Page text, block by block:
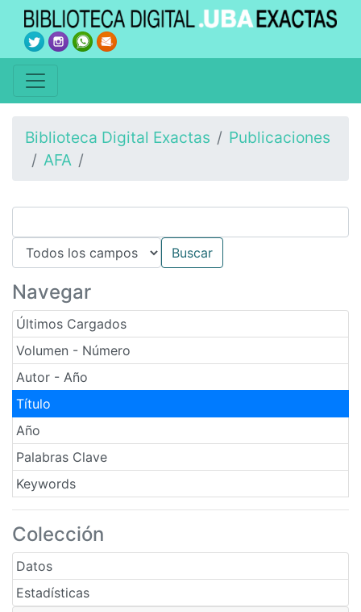
Biblioteca Digital Exactas
Publicaciones
AFA
Navegar
Últimos Cargados
Volumen - Número
Autor - Año
Título
Año
Palabras Clave
Keywords
Colección
Datos
Estadísticas